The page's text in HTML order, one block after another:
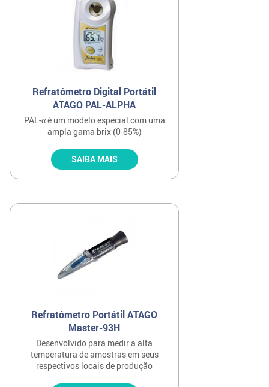
Refratômetro Digital Portátil
ATAGO PAL-ALPHA
PAL-α é um modelo especial com uma
ampla gama brix (0-85%)
SAIBA MAIS
Refratômetro Portátil ATAGO
Master-93H
Desenvolvido para medir a alta
temperatura de amostras em seus
respectivos locais de produção